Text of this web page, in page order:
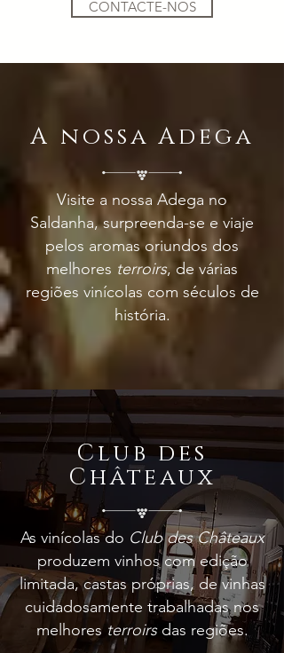
CONTACTE-NOS
A nossa Adega
Visite a nossa Adega no
Saldanha, surpreenda-se e viaje
pelos aromas oriundos dos
melhores terroirs, de várias
regiões vinícolas com séculos de
história.
Club des
Châteaux
As vinícolas do Club des Châteaux
produzem vinhos com edição
limitada, castas próprias, de vinhas
cuidadosamente trabalhadas nos
melhores terroirsdas regiões.